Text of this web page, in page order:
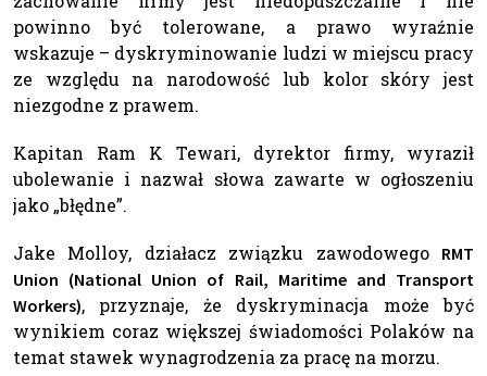
powinno być tolerowane, a prawo wyraźnie
wskazuje – dyskryminowanie ludzi w miejscu pracy
ze względu na narodowość lub kolor skóry jest
niezgodne z prawem.
Kapitan Ram K Tewari, dyrektor firmy, wyraził
ubolewanie i nazwał słowa zawarte w ogłoszeniu
jako „błędne”.
Jake Molloy, działacz związku zawodowego RMT
Union (National Union of Rail, Maritime and Transport
Workers), przyznaje, że dyskryminacja może być
wynikiem coraz większej świadomości Polaków na
temat stawek wynagrodzenia za pracę na morzu.